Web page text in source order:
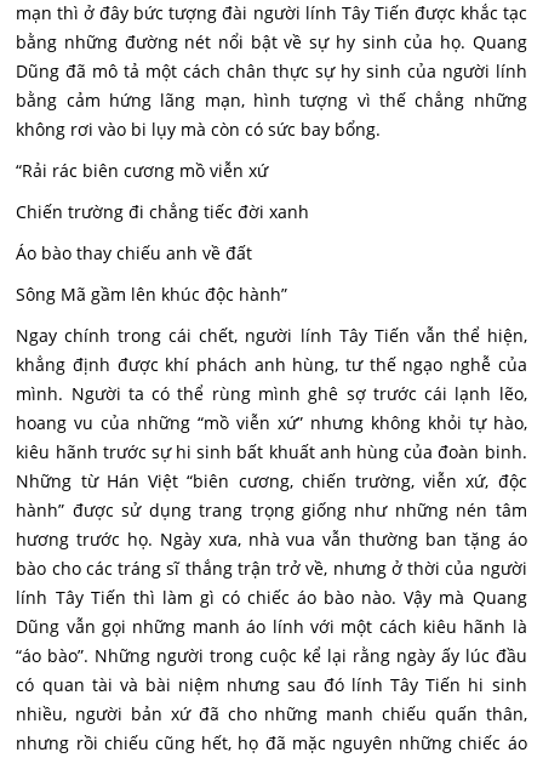
mạn thì ở đây bức tượng đài người lính Tây Tiến được khắc tạc
bằng những đường nét nổi bật về sự hy sinh của họ. Quang
Dũng đã mô tả một cách chân thực sự hy sinh của người lính
bằng cảm hứng lãng mạn, hình tượng vì thế chẳng những
không rơi vào bi lụy mà còn có sức bay bổng.
“Rải rác biên cương mồ viễn xứ
Chiến trường đi chẳng tiếc đời xanh
Áo bào thay chiếu anh về đất
Sông Mã gầm lên khúc độc hành”
Ngay chính trong cái chết, người lính Tây Tiến vẫn thể hiện,
khẳng định được khí phách anh hùng, tư thế ngạo nghễ của
mình. Người ta có thể rùng mình ghê sợ trước cái lạnh lẽo,
hoang vu của những “mồ viễn xứ” nhưng không khỏi tự hào,
kiêu hãnh trước sự hi sinh bất khuất anh hùng của đoàn binh.
Những từ Hán Việt “biên cương, chiến trường, viễn xứ, độc
hành” được sử dụng trang trọng giống như những nén tâm
hương trước họ. Ngày xưa, nhà vua vẫn thường ban tặng áo
bào cho các tráng sĩ thắng trận trở về, nhưng ở thời của người
lính Tây Tiến thì làm gì có chiếc áo bào nào. Vậy mà Quang
Dũng vẫn gọi những manh áo lính với một cách kiêu hãnh là
“áo bào”. Những người trong cuộc kể lại rằng ngày ấy lúc đầu
có quan tài và bài niệm nhưng sau đó lính Tây Tiến hi sinh
nhiều, người bản xứ đã cho những manh chiếu quấn thân,
nhưng rồi chiếu cũng hết, họ đã mặc nguyên những chiếc áo